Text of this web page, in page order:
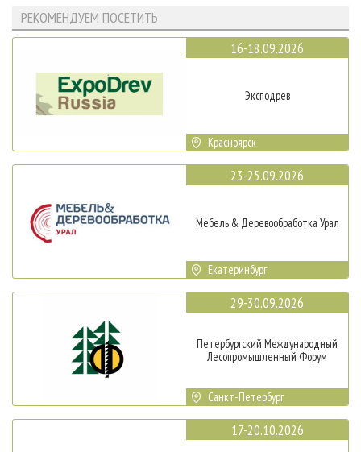
РЕКОМЕНДУЕМ ПОСЕТИТЬ
16-18.09.2026
Эксподрев
Красноярск
23-25.09.2026
Мебель & Деревообработка Урал
Екатеринбург
29-30.09.2026
Петербургский Международный
Лесопромышленный Форум
Санкт-Петербург
17-20.10.2026